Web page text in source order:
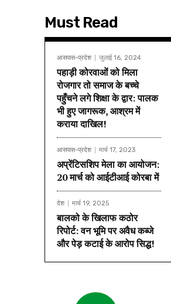
Must Read
आसपास-प्रदेश जुलाई 16, 2024
पहाड़ी कोरवाओं को मिला
रोजगार तो समाज के बच्चे
पहुँचने लगे शिक्षा के द्वार: पालक
भी हुए जागरूक, आश्रम में
कराया दाखिल!
आसपास-प्रदेश मार्च 17, 2023
अप्रेंटिसशिप मेला का आयोजन:
20 मार्च को आईटीआई कोरबा में
देश मार्च 19, 2025
बालको के खिलाफ कठोर
रिपोर्ट: वन भूमि पर अवैध कब्जे
और पेड़ कटाई के आरोप सिद्ध!